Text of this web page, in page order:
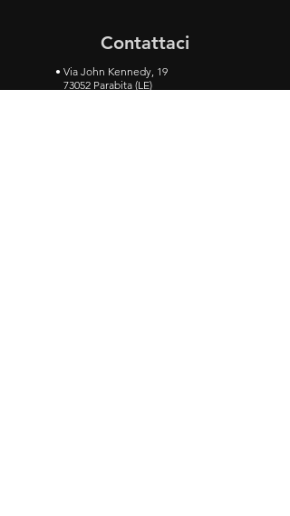
Contattaci
• Via John Kennedy, 19
73052 Parabita (LE)